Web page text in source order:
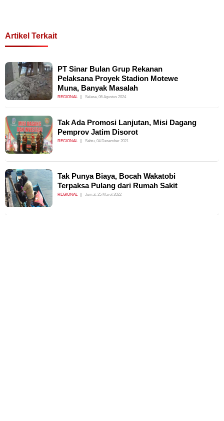
Artikel Terkait
PT Sinar Bulan Grup Rekanan
Pelaksana Proyek Stadion Motewe
Muna, Banyak Masalah
REGIONAL Selasa, 06 Agustus 2024
Tak Ada Promosi Lanjutan, Misi Dagang
Pemprov Jatim Disorot
REGIONAL Sabtu, 04 Desember 2021
Tak Punya Biaya, Bocah Wakatobi
Terpaksa Pulang dari Rumah Sakit
REGIONAL Jumat, 25 Maret 2022